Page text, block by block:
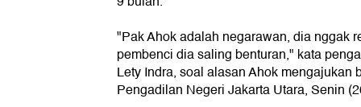
"Pak Ahok adalah negarawan, dia nggak
pembenci dia saling benturan," kata
Lety Indra, soal alasan Ahok mengajukan
Pengadilan Negeri Jakarta Utara, Senin